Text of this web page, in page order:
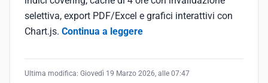
selettiva, export PDF/Excel e grafici interattivi con
Chart.js. Continua a leggere
Ultima modifica: Giovedì 19 Marzo 2026, alle 07:47